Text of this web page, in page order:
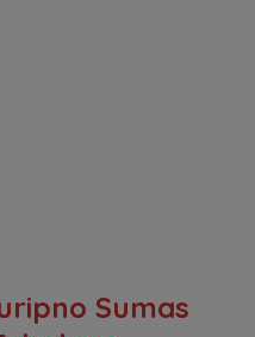
Sumas